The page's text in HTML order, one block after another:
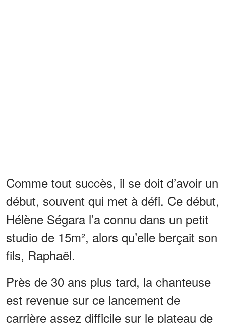
Comme tout succès, il se doit d’avoir un
début, souvent qui met à défi. Ce début,
Hélène Ségara l’a connu dans un petit
studio de 15m², alors qu’elle berçait son
fils, Raphaël.
Près de 30 ans plus tard, la chanteuse
est revenue sur ce lancement de
carrière assez difficile sur le plateau de